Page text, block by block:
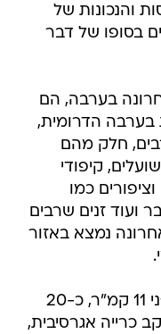
והנכונות של
בסופו של דבר
בערבה, הם
בערבה הדרומית,
רבים, חלק מהם
קיפודי
כמו
ועוד זנים שרבים
נמצא באזור
בעבר השתרע גוש החולות על פני 11 קמ"ר, כ-20
כרייה אגרסיבית,